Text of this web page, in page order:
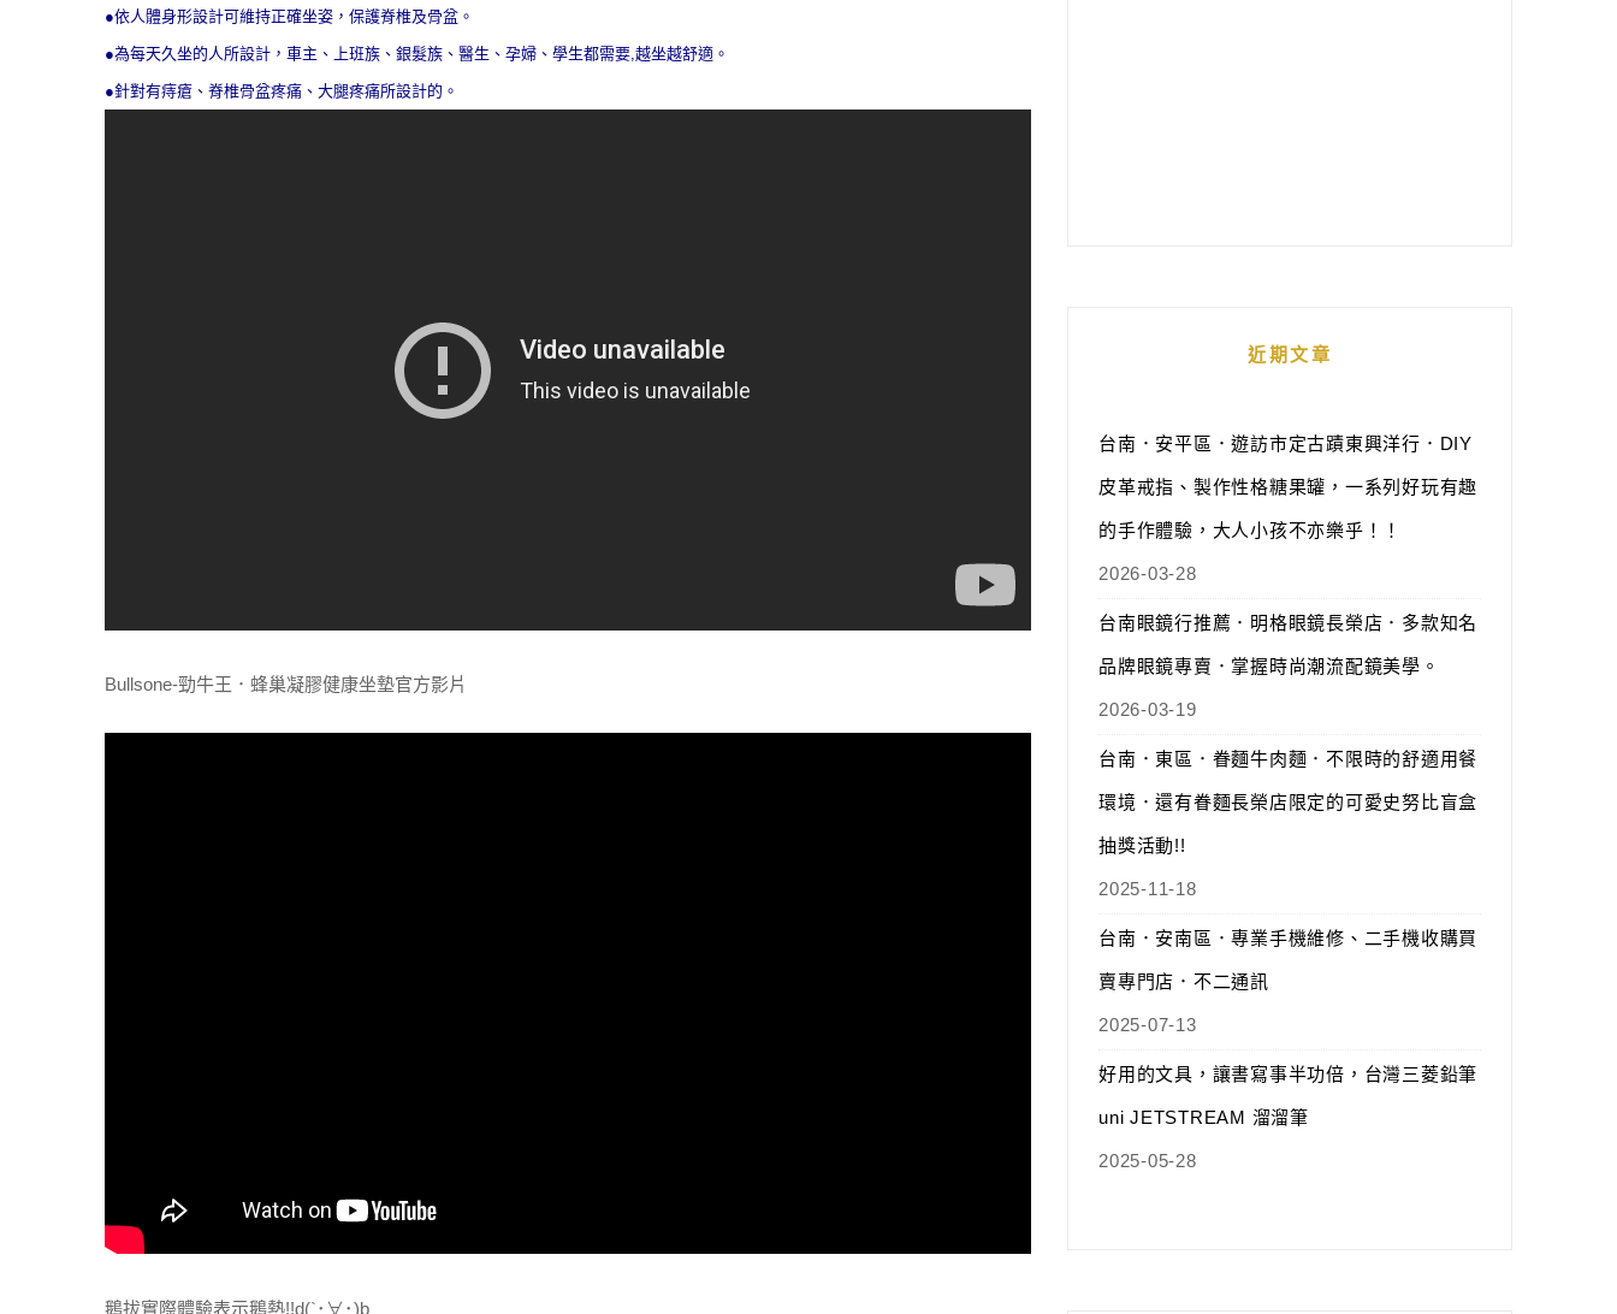
●依人體身形設計可維持正確坐姿，保護脊椎及骨盆。
●為每天久坐的人所設計，車主、上班族、銀髮族、醫生、孕婦、學生都需要,越坐越舒適。
●針對有痔瘡、脊椎骨盆疼痛、大腿疼痛所設計的。
Bullsone-勁牛王．蜂巢凝膠健康坐墊官方影片
鵝拔實際體驗表示鵝熱!!d(`･∀･)b
近期文章
台南．安平區．遊訪市定古蹟東興洋行．DIY
皮革戒指、製作性格糖果罐，一系列好玩有趣
的手作體驗，大人小孩不亦樂乎！！
2026-03-28
台南眼鏡行推薦．明格眼鏡長榮店．多款知名
品牌眼鏡專賣．掌握時尚潮流配鏡美學。
2026-03-19
台南．東區．眷麵牛肉麵．不限時的舒適用餐
環境．還有眷麵長榮店限定的可愛史努比盲盒
抽獎活動!!
2025-11-18
台南．安南區．專業手機維修、二手機收購買
賣專門店．不二通訊
2025-07-13
好用的文具，讓書寫事半功倍，台灣三菱鉛筆
uni JETSTREAM 溜溜筆
2025-05-28